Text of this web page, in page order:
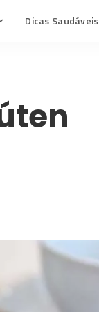
Dicas Saudáveis